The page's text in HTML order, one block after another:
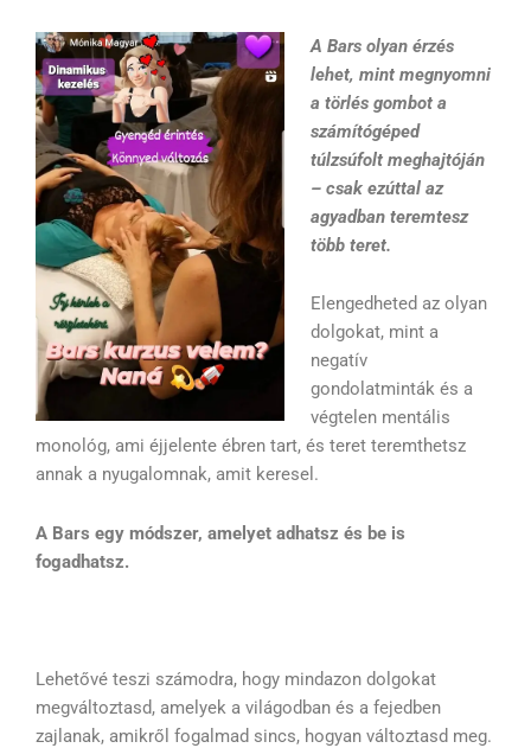
A Bars olyan érzés
lehet, mint megnyomni
a törlés gombot a
számítógéped
túlzsúfolt meghajtóján
– csak ezúttal az
agyadban teremtesz
több teret.
Elengedheted az olyan
dolgokat, mint a
negatív
gondolatminták és a
végtelen mentális
monológ, ami éjjelente ébren tart, és teret teremthetsz
annak a nyugalomnak, amit keresel.
A Bars egy módszer, amelyet adhatsz és be is
fogadhatsz.
Lehetővé teszi számodra, hogy mindazon dolgokat
megváltoztasd, amelyek a világodban és a fejedben
zajlanak, amikről fogalmad sincs, hogyan változtasd meg.